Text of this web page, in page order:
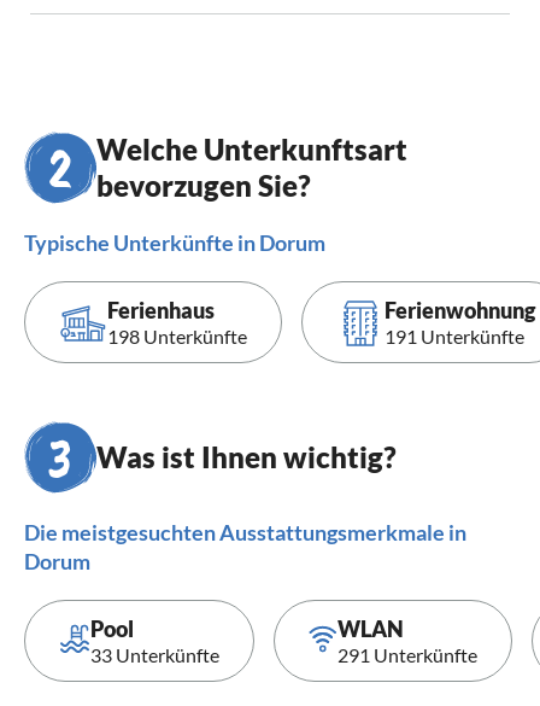
Welche Unterkunftsart
bevorzugen Sie?
Typische Unterkünfte in Dorum
Ferienhaus
198 Unterkünfte
Ferienwohnung
191 Unterkünfte
Was ist Ihnen wichtig?
Die meistgesuchten Ausstattungsmerkmale in
Dorum
Pool
33 Unterkünfte
WLAN
291 Unterkünfte